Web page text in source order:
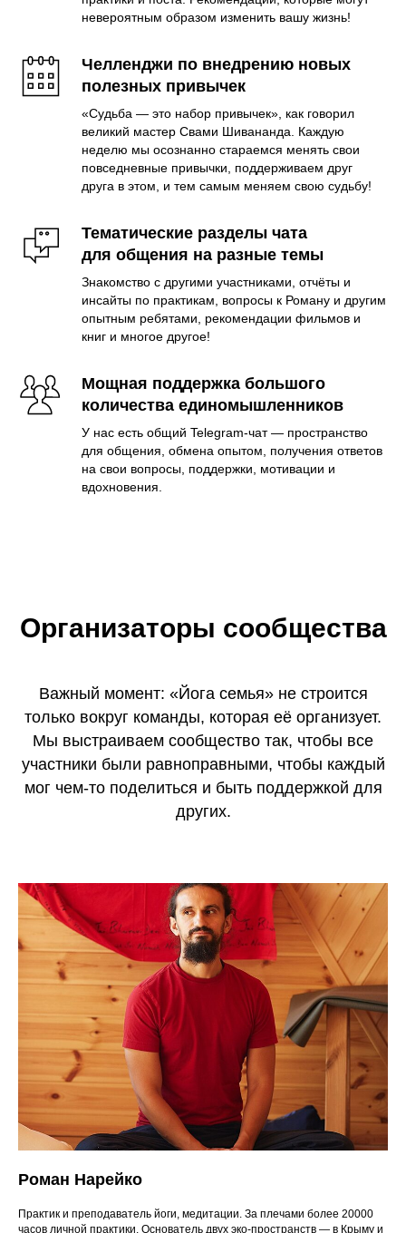
невероятным образом изменить вашу жизнь!
Челленджи по внедрению новых
полезных привычек
«Судьба — это набор привычек», как говорил
великий мастер Свами Шивананда. Каждую
неделю мы осознанно стараемся менять свои
повседневные привычки, поддерживаем друг
друга в этом, и тем самым меняем свою судьбу!
Тематические разделы чата
для общения на разные темы
Знакомство с другими участниками, отчёты и
инсайты по практикам, вопросы к Роману и другим
опытным ребятами, рекомендации фильмов и
книг и многое другое!
Мощная поддержка большого
количества единомышленников
У нас есть общий Telegram-чат — пространство
для общения, обмена опытом, получения ответов
на свои вопросы, поддержки, мотивации и
вдохновения.
Организаторы сообщества
Важный момент: «Йога семья» не строится
только вокруг команды, которая её организует.
Мы выстраиваем сообщество так, чтобы все
участники были равноправными, чтобы каждый
мог чем-то поделиться и быть поддержкой для
других.
Роман Нарейко
Практик и преподаватель йоги, медитации. За плечами более 20000
часов личной практики. Основатель двух эко-пространств — в Крыму и